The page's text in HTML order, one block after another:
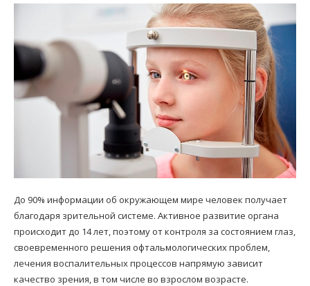
До 90% информации об окружающем мире человек получает
благодаря зрительной системе. Активное развитие органа
происходит до 14 лет, поэтому от контроля за состоянием глаз,
своевременного решения офтальмологических проблем,
лечения воспалительных процессов напрямую зависит
качество зрения, в том числе во взрослом возрасте.